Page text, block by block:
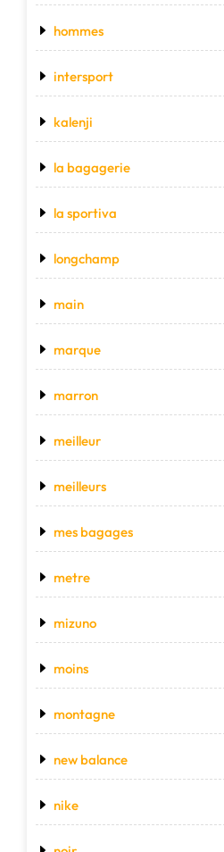
hommes
intersport
kalenji
la bagagerie
la sportiva
longchamp
main
marque
marron
meilleur
meilleurs
mes bagages
metre
mizuno
moins
montagne
new balance
nike